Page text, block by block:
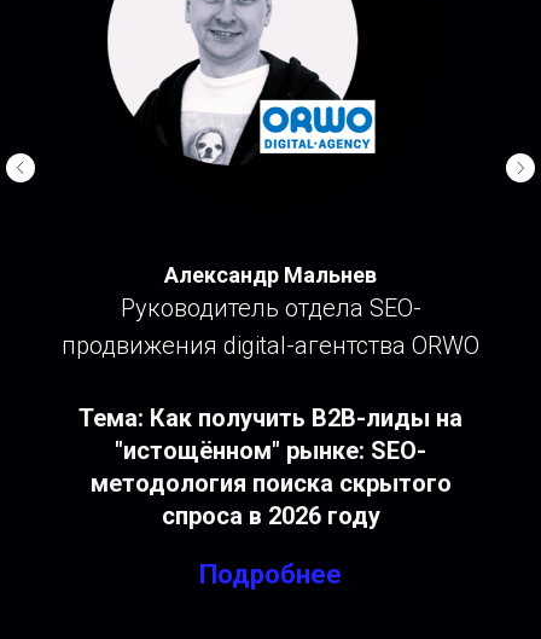
Александр Мальнев
Руководитель отдела SEO-
продвижения digital-агентства ORWO
Тема: Как получить В2В-лиды на
"истощённом" рынке: SEO-
методология поиска скрытого
спроса в 2026 году
Подробнее